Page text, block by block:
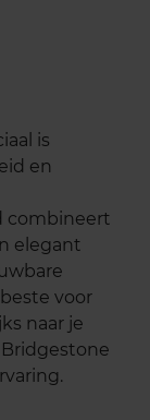
is
en
combineert
elegant
voor
naar je